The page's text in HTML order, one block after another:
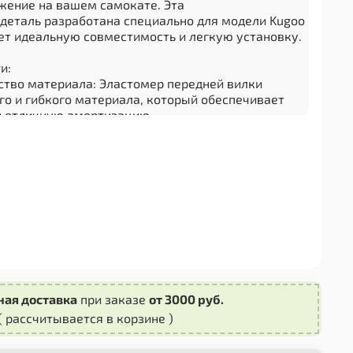
на вашем самокате. Эта
разработана специально для модели Kugoo
идеальную совместимость и легкую установку.
материала: Эластомер передней вилки
и гибкого материала, который обеспечивает
отличную амортизацию.
эластомер является оригинальной
Благодаря использованию этого
обеспечивая вам комфортное
и обеспечьте безопасность своего
G2 Pro с помощью этого высококачественного
Приобретайте запасные части только от
доставкапри заказе от 3000 руб.
рассчитывается в корзине )